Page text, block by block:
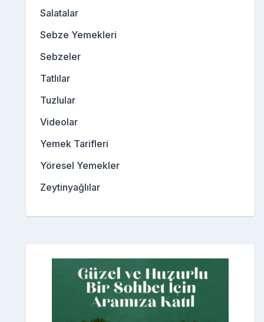
Salatalar
Sebze Yemekleri
Sebzeler
Tatlılar
Tuzlular
Videolar
Yemek Tarifleri
Yöresel Yemekler
Zeytinyağlılar